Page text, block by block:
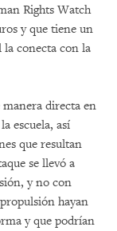
Rights Watch
y que tiene un
la conecta con la
directa en
escuela, así
que resultan
se llevó a
y no con
hayan
y que podrían